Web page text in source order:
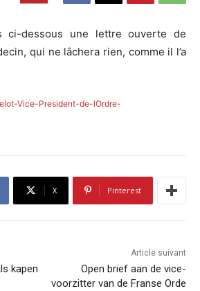
ci-dessous une lettre ouverte de
qui ne lâchera rien, comme il l’a
Vice-President-de-lOrdre-
X Pinterest
kapen
Article suivant
Open brief aan de vice-
voorzitter van de Franse Orde